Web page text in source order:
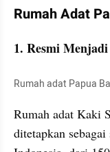
Rumah Adat
1. Resmi
Rumah adat Papua
Rumah adat Kaki
ditetapkan